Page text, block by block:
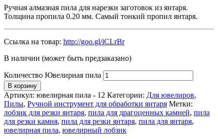
Ручная алмазная пила для нарезки заготовок из янтаря.
Толщина пропила 0.20 мм. Самый тонкий пропил янтаря.
Ссылка на товар: http://goo.gl/iCLrBr
В наличии (может быть предзаказано)
Количество Ювелирная пила
В корзину
Артикул: ювелирная пила - 12 Категории: Для ювелиров,
Пилы, Ручной инструмент для обработки янтаря Метки:
лобзик для резки янтаря, пила для драгоценных камней, пила
для резки камня, пила для резки янтаря, пила для янтаря,
ювелирная пила, ювелирный лобзик